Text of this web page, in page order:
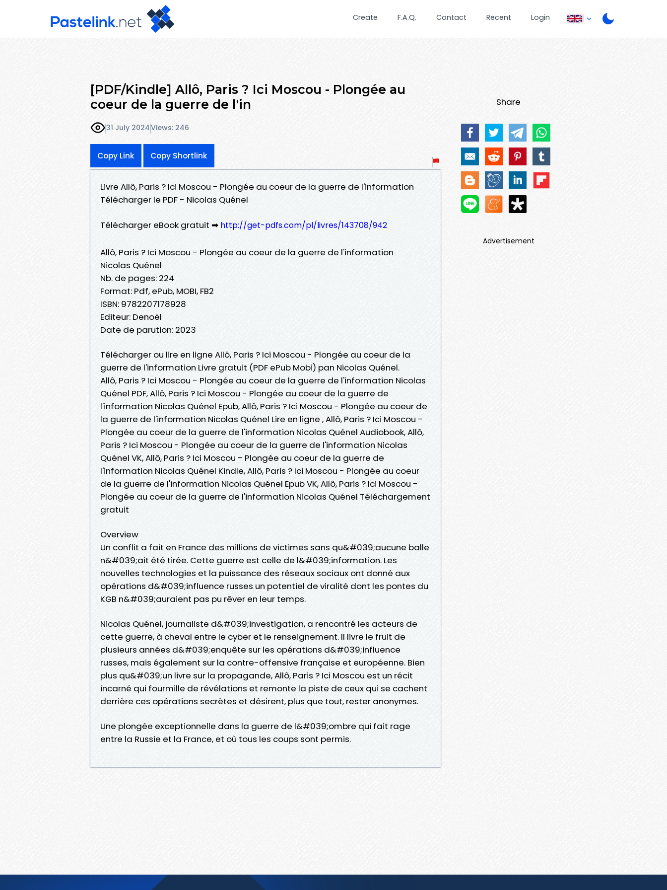
Create F.A.Q. Contact Recent Login
[PDF/Kindle] Allô, Paris ? Ici Moscou - Plongée au
coeur de la guerre de l'in
31 July 2024Views: 246
Copy Link Copy Shortlink
Livre Allô, Paris ? Ici Moscou - Plongée au coeur de la guerre de l'information
Télécharger le PDF - Nicolas Quénel
Télécharger eBook gratuit ➡ http://get-pdfs.com/pl/livres/143708/942
Allô, Paris ? Ici Moscou - Plongée au coeur de la guerre de l'information
Nicolas Quénel
Nb. de pages: 224
Format: Pdf, ePub, MOBI, FB2
ISBN: 9782207178928
Editeur: Denoël
Date de parution: 2023
Télécharger ou lire en ligne Allô, Paris ? Ici Moscou - Plongée au coeur de la
guerre de l'information Livre gratuit (PDF ePub Mobi) pan Nicolas Quénel.
Allô, Paris ? Ici Moscou - Plongée au coeur de la guerre de l'information Nicolas
Quénel PDF, Allô, Paris ? Ici Moscou - Plongée au coeur de la guerre de
l'information Nicolas Quénel Epub, Allô, Paris ? Ici Moscou - Plongée au coeur de
la guerre de l'information Nicolas Quénel Lire en ligne , Allô, Paris ? Ici Moscou -
Plongée au coeur de la guerre de l'information Nicolas Quénel Audiobook, Allô,
Paris ? Ici Moscou - Plongée au coeur de la guerre de l'information Nicolas
Quénel VK, Allô, Paris ? Ici Moscou - Plongée au coeur de la guerre de
l'information Nicolas Quénel Kindle, Allô, Paris ? Ici Moscou - Plongée au coeur
de la guerre de l'information Nicolas Quénel Epub VK, Allô, Paris ? Ici Moscou -
Plongée au coeur de la guerre de l'information Nicolas Quénel Téléchargement
gratuit
Overview
Un conflit a fait en France des millions de victimes sans qu&#039;aucune balle
n&#039;ait été tirée. Cette guerre est celle de l&#039;information. Les
nouvelles technologies et la puissance des réseaux sociaux ont donné aux
opérations d&#039;influence russes un potentiel de viralité dont les pontes du
KGB n&#039;auraient pas pu rêver en leur temps.
Nicolas Quénel, journaliste d&#039;investigation, a rencontré les acteurs de
cette guerre, à cheval entre le cyber et le renseignement. Il livre le fruit de
plusieurs années d&#039;enquête sur les opérations d&#039;influence
russes, mais également sur la contre-offensive française et européenne. Bien
plus qu&#039;un livre sur la propagande, Allô, Paris ? Ici Moscou est un récit
incarné qui fourmille de révélations et remonte la piste de ceux qui se cachent
derrière ces opérations secrètes et désirent, plus que tout, rester anonymes.
Une plongée exceptionnelle dans la guerre de l&#039;ombre qui fait rage
entre la Russie et la France, et où tous les coups sont permis.
Share
Advertisement